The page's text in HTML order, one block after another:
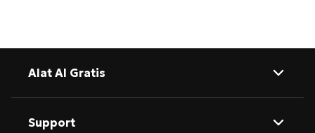
Alat AI Gratis
Support